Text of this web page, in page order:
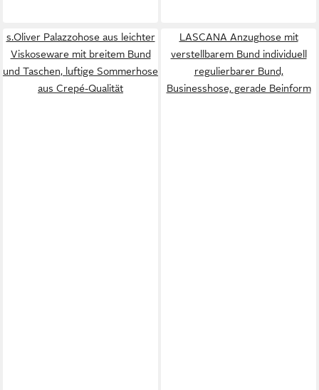
s.Oliver Palazzohose aus leichter
Viskoseware mit breitem Bund
und Taschen, luftige Sommerhose
aus Crepé-Qualität
LASCANA Anzughose mit
verstellbarem Bund individuell
regulierbarer Bund,
Businesshose, gerade Beinform